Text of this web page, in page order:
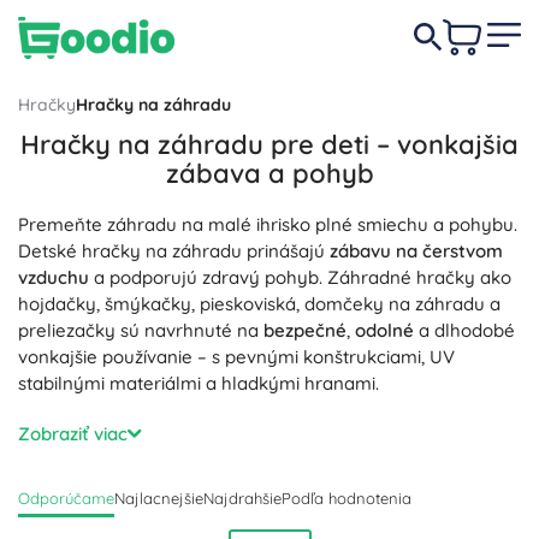
HračkyHračky na záhradu
Hračky na záhradu pre deti – vonkajšia
zábava a pohyb
Premeňte záhradu na malé ihrisko plné smiechu a pohybu.
Detské hračky na záhradu prinášajú zábavu na čerstvom
vzduchu a podporujú zdravý pohyb. Záhradné hračky ako
hojdačky, šmýkačky, pieskoviská, domčeky na záhradu a
preliezačky sú navrhnuté na bezpečné, odolné a dlhodobé
vonkajšie používanie – s pevnými konštrukciami, UV
stabilnými materiálmi a hladkými hranami.
V horúcich dňoch nadchnú vodné hračky, detské bazéniky
a vodné šmýkačky, ktoré zaistia
(vedierka, lopatky, formičky) podnecujúkreatívnu hru
jemnú motoriku – stavanie hradov aj tunelov je nekonečná
Zobraziť viac
OdporúčameNajlacnejšieNajdrahšiePodľa hodnotenia